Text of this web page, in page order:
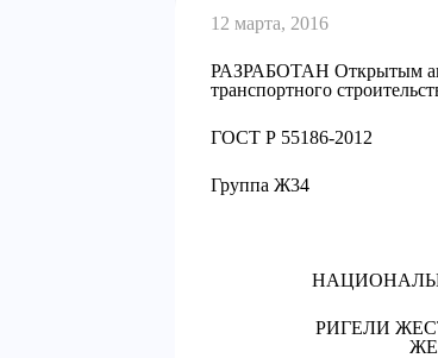
12 марта, 2016
РАЗРАБОТАН Открытым
транспортного
ГОСТ Р 55186-2012
Группа Ж34
РИГЕЛИ